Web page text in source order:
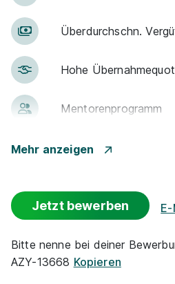
Über­durch­schn.
Hohe
Men­to­ren­pro­gramm
Gute An­bin­dung
Park­plätze
Azubi-Frei­zei­ten
Mehr anzeigen
Jetzt bewerben
Bitte nenne bei deiner
AZY-13668 Kopieren